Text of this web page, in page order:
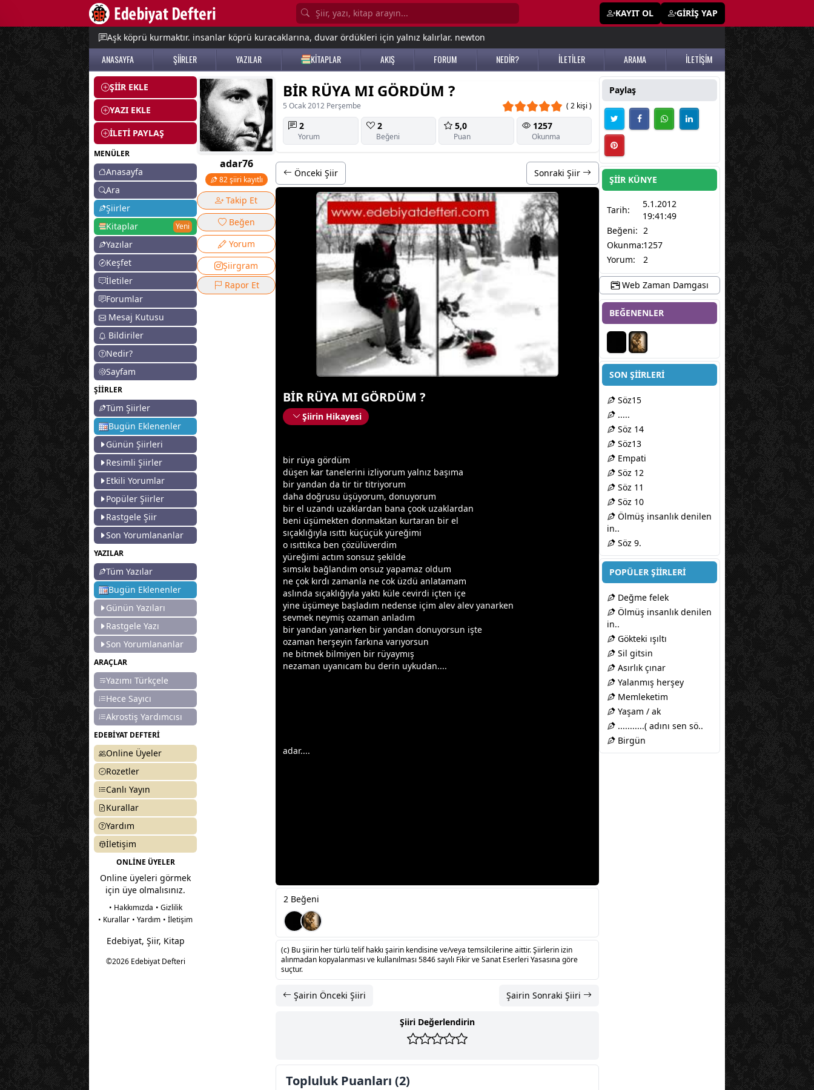
KAYIT OL GİRİŞ YAP
Aşk köprü kurmaktır. insanlar köprü kuracaklarına, duvar ördükleri için yalnız kalırlar. newton
ANASAYFA ŞİİRLER YAZILAR KİTAPLAR AKIŞ FORUM NEDİR? İLETİLER ARAMA İLETİŞİM
ŞİİR EKLE
YAZI EKLE
İLETİ PAYLAŞ
MENÜLER
Anasayfa
Ara
Şiirler
Kitaplar
Yeni
Yazılar
Keşfet
İletiler
Forumlar
Mesaj Kutusu
Bildiriler
Nedir?
Sayfam
ŞİİRLER
Tüm Şiirler
Bugün Eklenenler
Günün Şiirleri
Resimli Şiirler
Etkili Yorumlar
Popüler Şiirler
Rastgele Şiir
Son Yorumlananlar
YAZILAR
Tüm Yazılar
Bugün Eklenenler
Günün Yazıları
Rastgele Yazı
Son Yorumlananlar
ARAÇLAR
Yazımı Türkçele
Hece Sayıcı
Akrostiş Yardımcısı
EDEBİYAT DEFTERİ
Online Üyeler
Rozetler
Canlı Yayın
Kurallar
Yardım
İletişim
ONLİNE ÜYELER
Online üyeleri görmek
için üye olmalısınız.
• Hakkımızda • Gizlilik
• Kurallar • Yardım • İletişim
Edebiyat, Şiir, Kitap
©2026 Edebiyat Defteri
adar76
82 şiiri kayıtlı
Takip Et
Beğen
Yorum
Şiirgram
Rapor Et
BİR RÜYA MI GÖRDÜM ?
5 Ocak 2012 Perşembe ( 2 kişi )
2
Yorum
2
Beğeni
5,0
Puan
1257
Okunma
Önceki Şiir Sonraki Şiir
BİR RÜYA MI GÖRDÜM ?
Şiirin Hikayesi
bir rüya gördüm
düşen kar tanelerini izliyorum yalnız başıma
bir yandan da tir tir titriyorum
daha doğrusu üşüyorum, donuyorum
bir el uzandı uzaklardan bana çook uzaklardan
beni üşümekten donmaktan kurtaran bir el
sıçaklığıyla ısıttı küçüçük yüreğimi
o ısıttıkca ben çözülüverdim
yüreğimi actım sonsuz şekilde
sımsıkı bağlandım onsuz yapamaz oldum
ne çok kırdı zamanla ne cok üzdü anlatamam
aslında sıçaklığıyla yaktı küle cevirdi içten içe
yine üşümeye başladım nedense içim alev alev yanarken
sevmek neymiş ozaman anladım
bir yandan yanarken bir yandan donuyorsun işte
ozaman herşeyin farkına varıyorsun
ne bitmek bilmiyen bir rüyaymış
nezaman uyanıcam bu derin uykudan....
adar....
2 Beğeni
(c) Bu şiirin her türlü telif hakkı şairin kendisine ve/veya temsilcilerine aittir. Şiirlerin izin
alınmadan kopyalanması ve kullanılması 5846 sayılı Fikir ve Sanat Eserleri Yasasına göre
suçtur.
Şairin Önceki Şiiri Şairin Sonraki Şiiri
Şiiri Değerlendirin
Topluluk Puanları (2)
Paylaş
ŞİİR KÜNYE
Tarih:
5.1.2012
19:41:49
Beğeni: 2
Okunma:1257
Yorum:
2
Web Zaman Damgası
BEĞENENLER
SON ŞİİRLERİ
Söz15
.....
Söz 14
Söz13
Empati
Söz 12
Söz 11
Söz 10
Ölmüş insanlık denilen
in..
Söz 9.
POPÜLER ŞİİRLERİ
Değme felek
Ölmüş insanlık denilen
in..
Gökteki ışıltı
Sil gitsin
Asırlık çınar
Yalanmış herşey
Memleketim
Yaşam / ak
...........( adını sen sö..
Birgün
menu